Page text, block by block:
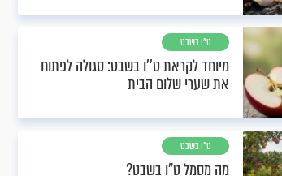
ט"ו בשבט
מיוחד לקראת ט’’ו בשבט: סגולה לפתוח
את שערי שלום הבית
ט"ו בשבט
מה מסמל ט"ו בשבט?